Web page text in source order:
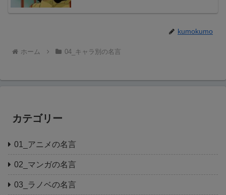
kumokumo
ホーム 04_キャラ別の名言
カテゴリー
01_アニメの名言
02_マンガの名言
03_ラノベの名言